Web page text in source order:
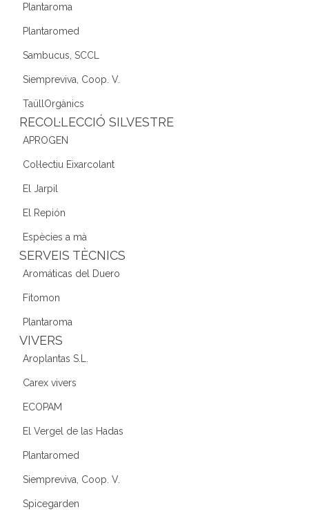
Plantaroma
Plantaromed
Sambucus, SCCL
Siempreviva, Coop. V.
TaüllOrgànics
RECOL·LECCIÓ SILVESTRE
APROGEN
Col·lectiu Eixarcolant
El Jarpil
El Repión
Espècies a mà
SERVEIS TÈCNICS
Aromáticas del Duero
Fitomon
Plantaroma
VIVERS
Aroplantas S.L.
Carex vivers
ECOPAM
El Vergel de las Hadas
Plantaromed
Siempreviva, Coop. V.
Spicegarden